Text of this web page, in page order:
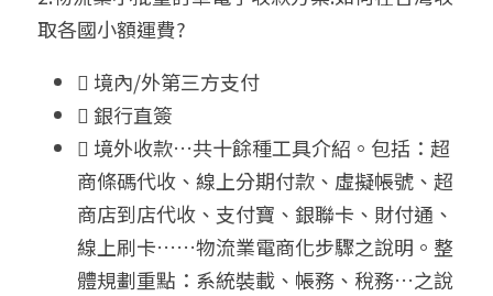
取各國小額運費?
 境內/外第三方支付
 銀行直簽
 境外收款…共十餘種工具介紹。包括：超
商條碼代收、線上分期付款、虛擬帳號、超
商店到店代收、支付寶、銀聯卡、財付通、
線上刷卡……物流業電商化步驟之說明。整
體規劃重點：系統裝載、帳務、稅務…之說